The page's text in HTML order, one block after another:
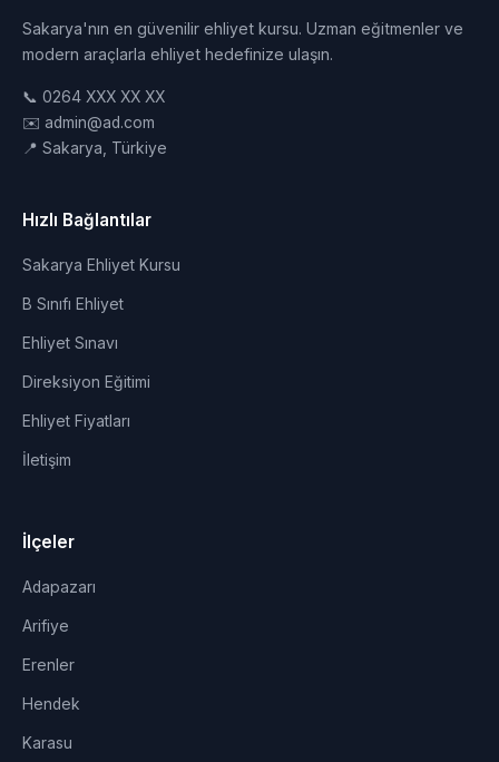
Sakarya'nın en güvenilir ehliyet kursu. Uzman eğitmenler ve
modern araçlarla ehliyet hedefinize ulaşın.
📞 0264 XXX XX XX
✉️ admin@ad.com
📍 Sakarya, Türkiye
Hızlı Bağlantılar
Sakarya Ehliyet Kursu
B Sınıfı Ehliyet
Ehliyet Sınavı
Direksiyon Eğitimi
Ehliyet Fiyatları
İletişim
İlçeler
Adapazarı
Arifiye
Erenler
Hendek
Karasu